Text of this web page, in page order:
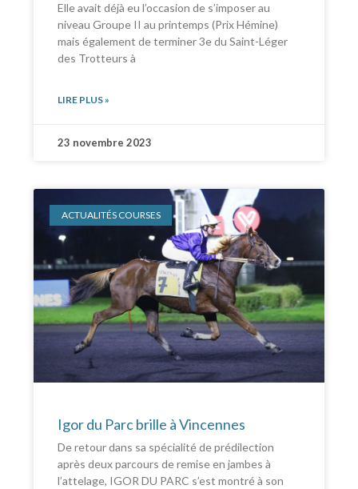
Elle avait déjà eu l’occasion de s’imposer au
niveau Groupe II au printemps (Prix Hémine)
mais également de terminer 3e du Saint-Léger
des Trotteurs à
LIRE PLUS »
23 novembre 2023
ACTUALITÉS COURSES
Igor du Parc brille à Vincennes
De retour dans sa spécialité de prédilection
après deux parcours de remise en jambes à
l’attelage, IGOR DU PARC s’est montré à son